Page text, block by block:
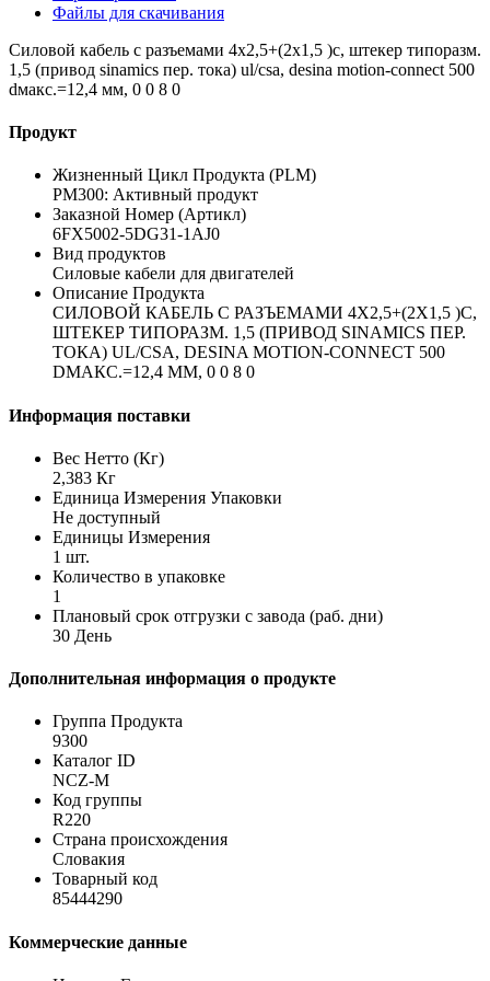
Файлы для скачивания
Силовой кабель с разъемами 4x2,5+(2x1,5 )c, штекер типоразм.
1,5 (привод sinamics пер. тока) ul/csa, desina motion-connect 500
dмакс.=12,4 мм, 0 0 8 0
Продукт
Жизненный Цикл Продукта (PLM)
PM300: Активный продукт
Заказной Номер (Артикл)
6FX5002-5DG31-1AJ0
Вид продуктов
Силовые кабели для двигателей
Описание Продукта
СИЛОВОЙ КАБЕЛЬ С РАЗЪЕМАМИ 4X2,5+(2X1,5 )C,
ШТЕКЕР ТИПОРАЗМ. 1,5 (ПРИВОД SINAMICS ПЕР.
ТОКА) UL/CSA, DESINA MOTION-CONNECT 500
DМАКС.=12,4 ММ, 0 0 8 0
Информация поставки
Вес Нетто (Кг)
2,383 Кг
Единица Измерения Упаковки
Не доступный
Единицы Измерения
1 шт.
Количество в упаковке
1
Плановый срок отгрузки с завода (раб. дни)
30 День
Дополнительная информация о продукте
Группа Продукта
9300
Каталог ID
NCZ-M
Код группы
R220
Страна происхождения
Словакия
Товарный код
85444290
Коммерческие данные